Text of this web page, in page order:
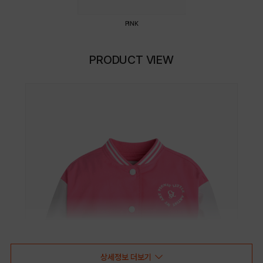
PINK
PRODUCT VIEW
상세정보 더보기